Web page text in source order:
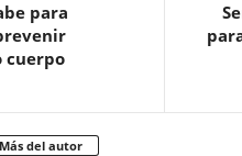
para
cuerpo
Más del autor